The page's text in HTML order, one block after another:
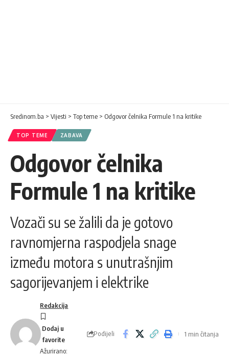
Sredinom.ba > Vijesti > Top teme > Odgovor čelnika Formule 1 na kritike
TOP TEME ZABAVA
Odgovor čelnika
Formule 1 na kritike
Vozači su se žalili da je gotovo
ravnomjerna raspodjela snage
između motora s unutrašnjim
sagorijevanjem i elektrike
Ažurirano:
Redakcija
Podijeli 1 min čitanja